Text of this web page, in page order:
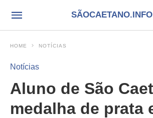
SÃOCAETANO.INFO
HOME NOTÍCIAS
Notícias
Aluno de São
medalha de prata